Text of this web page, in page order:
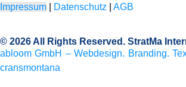
Impressum Datenschutz AGB
© 2026 All Rights Reserved. StratMa
abloom GmbH – Webdesign. Branding.
cransmontana